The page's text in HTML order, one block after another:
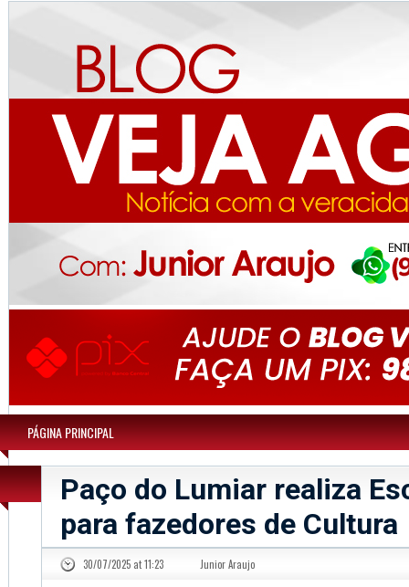
PÁGINA PRINCIPAL
Paço do Lumiar realiza
para fazedores de Cultura
30/07/2025 at 11:23 Junior Araujo